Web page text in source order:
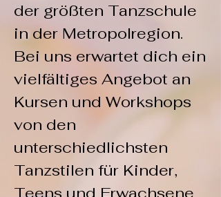
der größten Tanzschule
in der Metropolregion.
Bei uns erwartet dich ein
vielfältiges Angebot an
Kursen und Workshops
von den
unterschiedlichsten
Tanzstilen für Kinder,
Teens und Erwachsene